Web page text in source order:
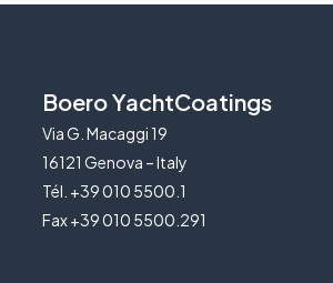
Boero YachtCoatings
Via G. Macaggi 19
16121 Genova – Italy
Tél. +39 010 5500.1
Fax +39 010 5500.291